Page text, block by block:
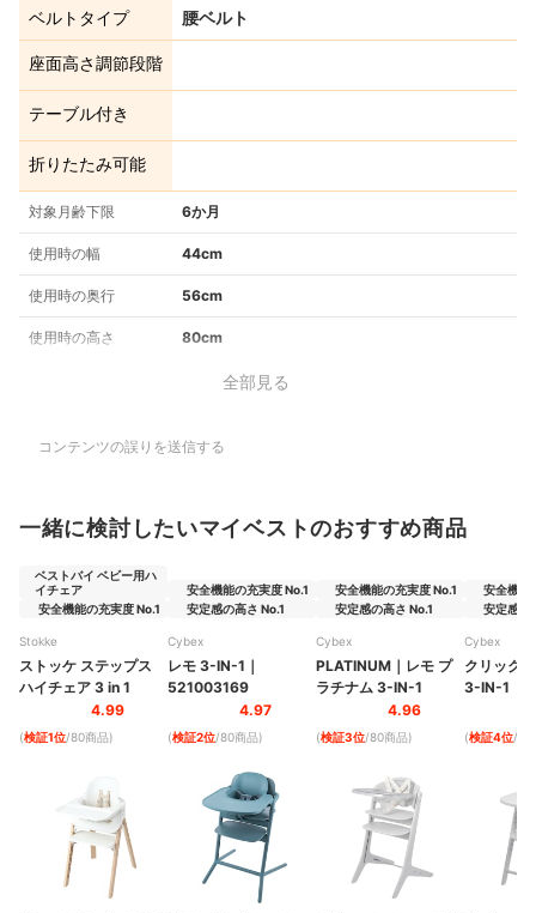
ベルトタイプ 腰ベルト
座面高さ調節段階
テーブル付き
折りたたみ可能
対象月齢下限 6か月
使用時の幅 44cm
使用時の奥行 56cm
使用時の高さ 80cm
全部見る
コンテンツの誤りを送信する
一緒に検討したいマイベストのおすすめ商品
ベストバイ ベビー用ハ
イチェア
安全機能の充実度 No.1
Stokke
ストッケ ステップス
ハイチェア 3 in 1
4.99
(検証1位/80商品)
安全機能の充実度 No.1
安定感の高さ No.1
Cybex
レモ 3-IN-1 ｜
521003169
4.97
(検証2位/80商品)
安全機能の充実度 No.1
安定感の高さ No.1
Cybex
PLATINUM ｜ レモ プ
ラチナム 3-IN-1
4.96
(検証3位/80商品)
安全機能
安定感の
Cybex
クリック&
3-IN-1
(検証4位/80